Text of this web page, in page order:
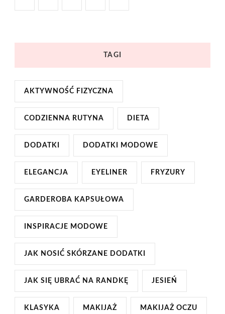
TAGI
AKTYWNOŚĆ FIZYCZNA
CODZIENNA RUTYNA DIETA
DODATKI DODATKI MODOWE
ELEGANCJA EYELINER FRYZURY
GARDEROBA KAPSUŁOWA
INSPIRACJE MODOWE
JAK NOSIĆ SKÓRZANE DODATKI
JAK SIĘ UBRAĆ NA RANDKĘ JESIEŃ
KLASYKA MAKIJAŻ MAKIJAŻ OCZU